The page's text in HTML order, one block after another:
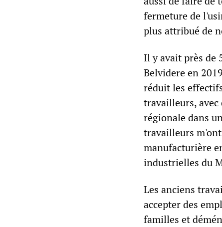
fermeture de
plus attribué de
Il y avait près de
Belvidere en
réduit les
travailleurs, avec
régionale dans
travailleurs
manufacturière
industrielles du
Les anciens
accepter des
familles et